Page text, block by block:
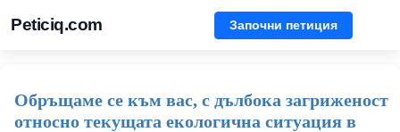
Peticiq.com Започни петиция
Обръщаме се към вас, с дълбока загриженост
относно текущата екологична ситуация в